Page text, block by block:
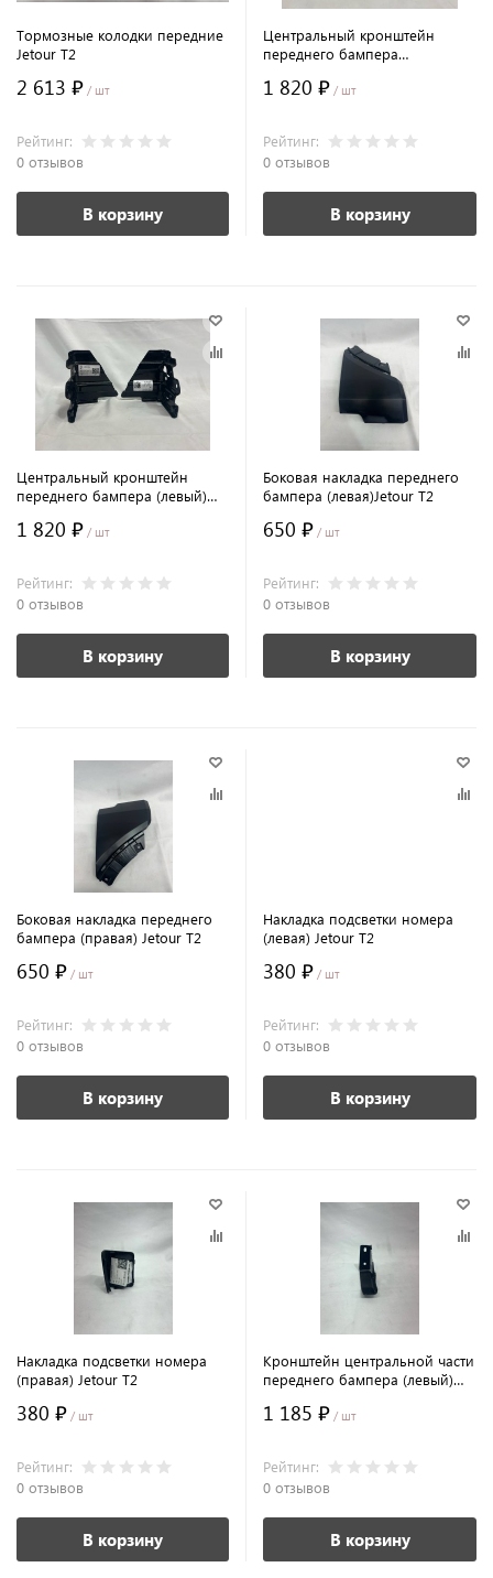
Тормозные колодки передние
Jetour T2
2 613 ₽ / шт
Рейтинг:
0 отзывов
В корзину
Центральный кронштейн
переднего бампера
1 820 ₽ / шт
Рейтинг:
0 отзывов
В корзину
Центральный кронштейн
переднего бампера (левый)
1 820 ₽ / шт
Рейтинг:
0 отзывов
В корзину
Боковая накладка переднего
бампера (левая)Jetour T2
650 ₽ / шт
Рейтинг:
0 отзывов
В корзину
Боковая накладка переднего
бампера (правая) Jetour T2
650 ₽ / шт
Рейтинг:
0 отзывов
В корзину
Накладка подсветки номера
(левая) Jetour T2
380 ₽ / шт
Рейтинг:
0 отзывов
В корзину
Накладка подсветки номера
(правая) Jetour T2
380 ₽ / шт
Рейтинг:
0 отзывов
В корзину
Кронштейн центральной части
переднего бампера (левый)
1 185 ₽ / шт
Рейтинг:
0 отзывов
В корзину